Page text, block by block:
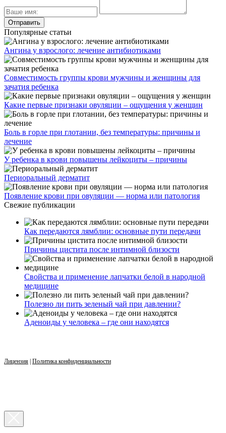
Популярные статьи
Ангина у взрослого: лечение антибиотиками
Совместимость группы крови мужчины и женщины для
зачатия ребенка
Какие первые признаки овуляции – ощущения у женщин
Боль в горле при глотании, без температуры: причины и
лечение
У ребенка в крови повышены лейкоциты – причины
Периоральный дерматит
Появление крови при овуляции — норма или патология
Свежие публикации
Как передаются лямблии: основные пути передачи
Причины цистита после интимной близости
Свойства и применение лапчатки белой в народной
медицине
Полезно ли пить зеленый чай при давлении?
Аденоиды у человека – где они находятся
Лицензия Политика конфиденциальности